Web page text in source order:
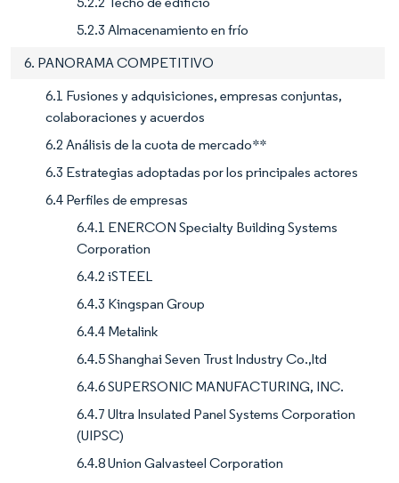
5.2.3 Almacenamiento en frío
6. PANORAMA COMPETITIVO
6.1 Fusiones y adquisiciones, empresas conjuntas,
colaboraciones y acuerdos
6.2 Análisis de la cuota de mercado**
6.3 Estrategias adoptadas por los principales actores
6.4 Perfiles de empresas
6.4.1 ENERCON Specialty Building Systems
Corporation
6.4.2 iSTEEL
6.4.3 Kingspan Group
6.4.4 Metalink
6.4.5 Shanghai Seven Trust Industry Co.,ltd
6.4.6 SUPERSONIC MANUFACTURING, INC.
6.4.7 Ultra Insulated Panel Systems Corporation
(UIPSC)
6.4.8 Union Galvasteel Corporation